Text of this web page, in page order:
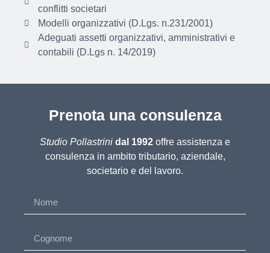
conflitti societari
Modelli organizzativi (D.Lgs. n.231/2001)
Adeguati assetti organizzativi, amministrativi e
contabili (D.Lgs n. 14/2019)
Prenota una consulenza
Studio Pollastrini dal 1992 offre assistenza e
consulenza in ambito tributario, aziendale,
societario e del lavoro.